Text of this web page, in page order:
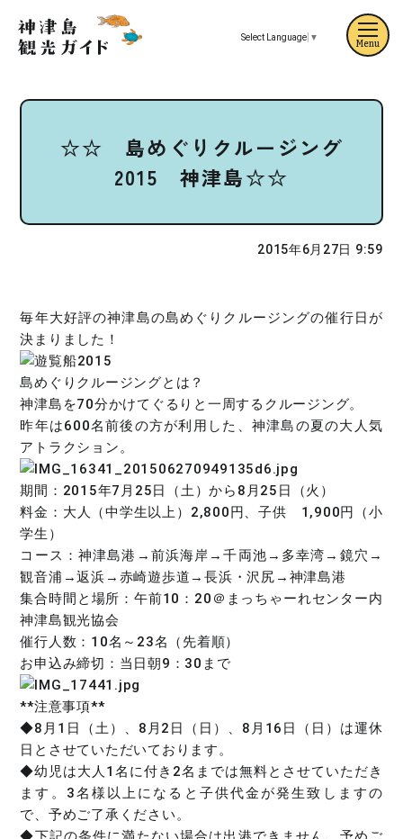
Select Language ▼
☆☆ 島めぐりクルージング
2015 神津島☆☆
2015年6月27日 9:59
毎年大好評の神津島の島めぐりクルージングの催行日が
決まりました！
島めぐりクルージングとは？
神津島を70分かけてぐるりと一周するクルージング。
昨年は600名前後の方が利用した、神津島の夏の大人気
アトラクション。
期間：2015年7月25日（土）から8月25日（火）
料金：大人（中学生以上）2,800円、子供 1,900円（小
学生）
コース：神津島港→前浜海岸→千両池→多幸湾→鏡穴→
観音浦→返浜→赤崎遊歩道→長浜・沢尻→神津島港
集合時間と場所：午前10：20＠まっちゃーれセンター内
神津島観光協会
催行人数：10名～23名（先着順）
お申込み締切：当日朝9：30まで
**注意事項**
◆8月1日（土）、8月2日（日）、8月16日（日）は運休
日とさせていただいております。
◆幼児は大人1名に付き2名までは無料とさせていただき
ます。3名様以上になると子供代金が発生致しますの
で、予めご了承ください。
Menu